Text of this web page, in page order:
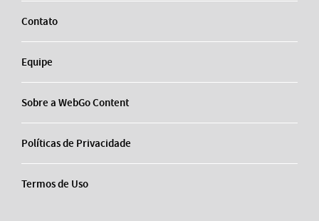
Contato
Equipe
Sobre a WebGo Content
Políticas de Privacidade
Termos de Uso